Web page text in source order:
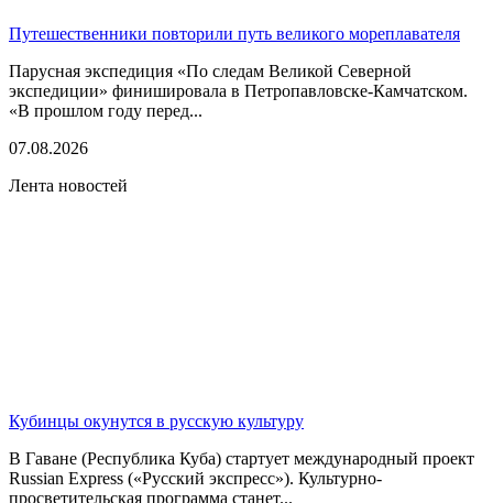
Путешественники повторили путь великого мореплавателя
Парусная экспедиция «По следам Великой Северной
экспедиции» финишировала в Петропавловске-Камчатском.
«В прошлом году перед...
07.08.2026
Лента новостей
Кубинцы окунутся в русскую культуру
В Гаване (Республика Куба) стартует международный проект
Russian Express («Русский экспресс»). Культурно-
просветительская программа станет...